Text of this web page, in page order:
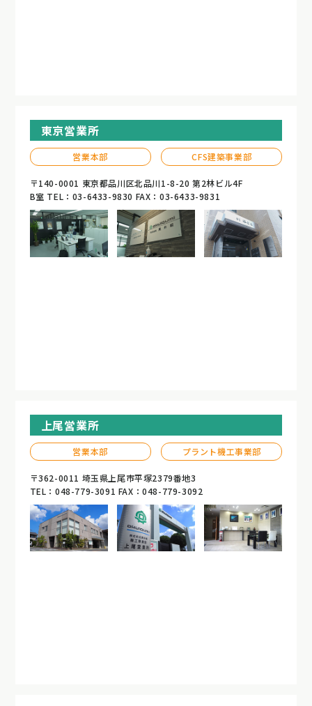
東京営業所
営業本部 CFS建築事業部
〒140-0001 東京都品川区北品川1-8-20 第2林ビル4F
B室 TEL：03-6433-9830 FAX：03-6433-9831
上尾営業所
営業本部 プラント機工事業部
〒362-0011 埼玉県上尾市平塚2379番地3
TEL：048-779-3091 FAX：048-779-3092